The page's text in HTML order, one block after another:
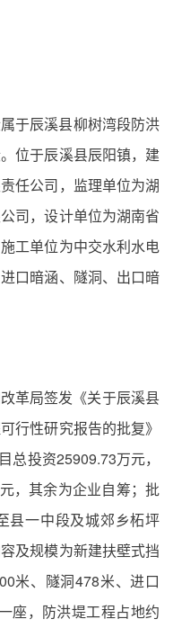
于辰溪县柳树湾段防洪
位于辰溪县辰阳镇，建
任公司，监理单位为湖
司，设计单位为湖南省
工单位为中交水利水电
口暗涵、隧洞、出口暗
革局签发《关于辰溪县
行性研究报告的批复》
总投资25909.73万元，
，其余为企业自筹；批
县一中段及城郊乡柘坪
及规模为新建扶壁式挡
米、隧洞478米、进口
座，防洪堤工程占地约